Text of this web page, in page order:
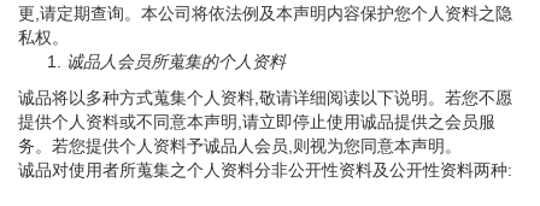
更,请定期查询。本公司将依法例及本声明内容保护您个人资料之隐
私权。
诚品人会员所蒐集的个人资料
诚品将以多种方式蒐集个人资料,敬请详细阅读以下说明。若您不愿
提供个人资料或不同意本声明,请立即停止使用诚品提供之会员服
务。若您提供个人资料予诚品人会员,则视为您同意本声明。
诚品对使用者所蒐集之个人资料分非公开性资料及公开性资料两种: